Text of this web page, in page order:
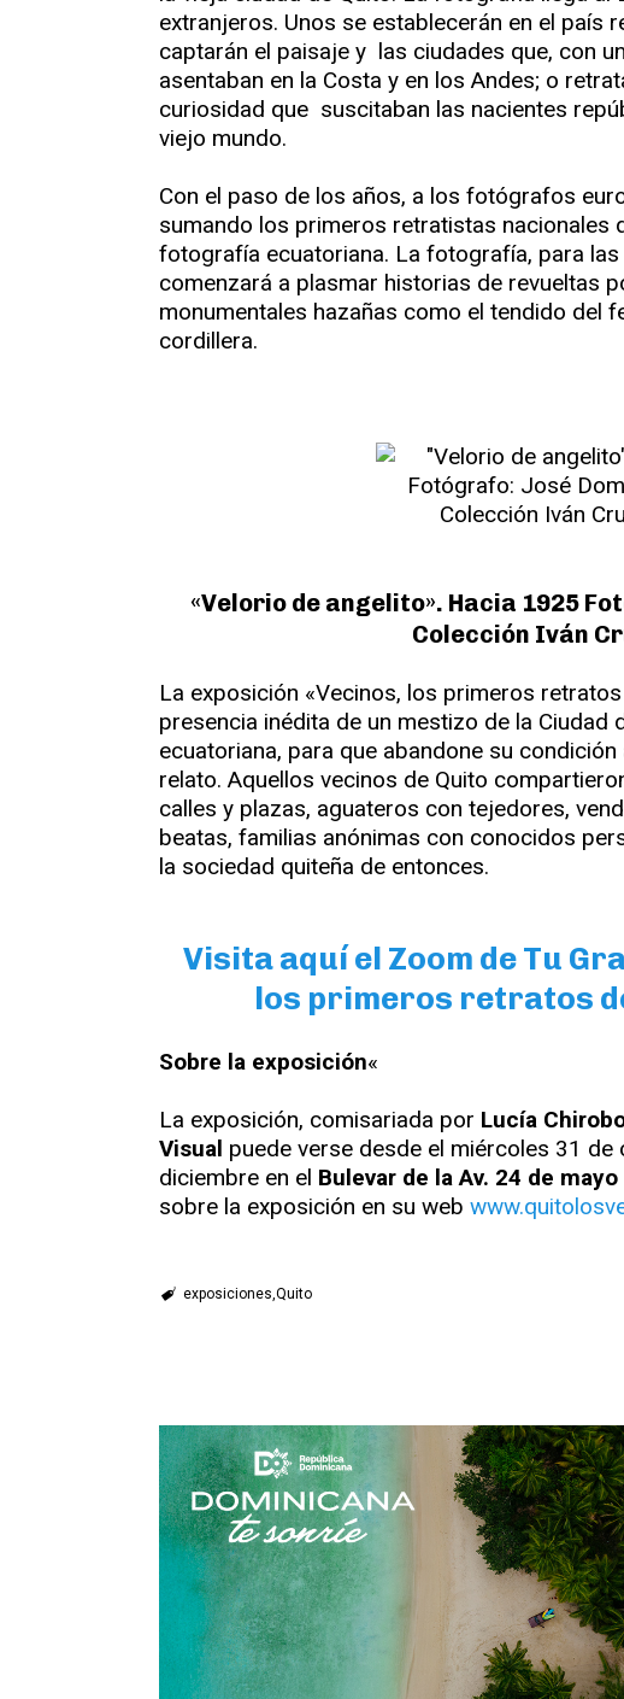
extranjeros. Unos se establecerán en el país
captarán el paisaje y las ciudades que, con
asentaban en la Costa y en los Andes; o
curiosidad que suscitaban las nacientes
viejo mundo.
Con el paso de los años, a los fotógrafos
sumando los primeros retratistas nacionales
fotografía ecuatoriana. La fotografía, para
comenzará a plasmar historias de revueltas
monumentales hazañas como el tendido del
cordillera.
«Velorio de angelito». Hacia 1925
Colección Iván
La exposición «Vecinos, los primeros
presencia inédita de un mestizo de la
ecuatoriana, para que abandone su
relato. Aquellos vecinos de Quito
calles y plazas, aguateros con tejedores,
beatas, familias anónimas con conocidos
la sociedad quiteña de entonces.
Visita aquí el Zoom de Tu
los primeros retratos
Sobre la exposición«
La exposición, comisariada por Lucía
Visual puede verse desde el miércoles 31
diciembre en el Bulevar de la Av. 24 de
sobre la exposición en su web
exposiciones Quito